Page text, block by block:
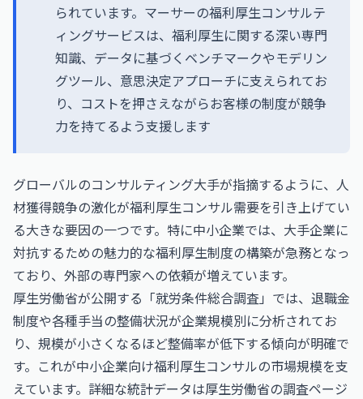
られています。マーサーの福利厚生コンサルテ
ィングサービスは、福利厚生に関する深い専門
知識、データに基づくベンチマークやモデリン
グツール、意思決定アプローチに支えられてお
り、コストを押さえながらお客様の制度が競争
力を持てるよう支援します
グローバルのコンサルティング大手が指摘するように、人
材獲得競争の激化が福利厚生コンサル需要を引き上げてい
る大きな要因の一つです。特に中小企業では、大手企業に
対抗するための魅力的な福利厚生制度の構築が急務となっ
ており、外部の専門家への依頼が増えています。
厚生労働省が公開する「就労条件総合調査」では、退職金
制度や各種手当の整備状況が企業規模別に分析されてお
り、規模が小さくなるほど整備率が低下する傾向が明確で
す。これが中小企業向け福利厚生コンサルの市場規模を支
えています。詳細な統計データは厚生労働省の調査ページ